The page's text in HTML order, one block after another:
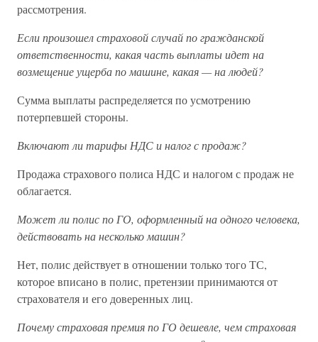
рассмотрения.
Если произошел страховой случай по гражданской
ответственности, какая часть выплаты идет на
возмещение ущерба по машине, какая — на людей?
Сумма выплаты распределяется по усмотрению
потерпевшей стороны.
Включают ли тарифы НДС и налог с продаж?
Продажа страхового полиса НДС и налогом с продаж не
облагается.
Может ли полис по ГО, оформленный на одного человека,
действовать на несколько машин?
Нет, полис действует в отношении только того ТС,
которое вписано в полис, претензии принимаются от
страхователя и его доверенных лиц.
Почему страховая премия по ГО дешевле, чем страховая